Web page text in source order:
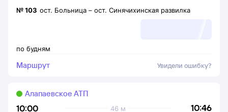
по будням
№103 ост. Больница – ост. Синячихинская развилка
Маршрут Увидели ошибку?
10:00 10:46
46 м
Алапаевское АТП